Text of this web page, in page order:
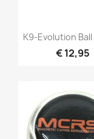
Snel
K9-Evolution
€ 12,95